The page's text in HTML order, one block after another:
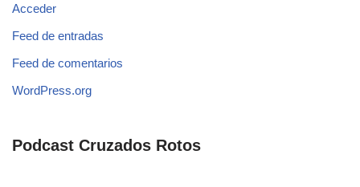
Acceder
Feed de entradas
Feed de comentarios
WordPress.org
Podcast Cruzados Rotos